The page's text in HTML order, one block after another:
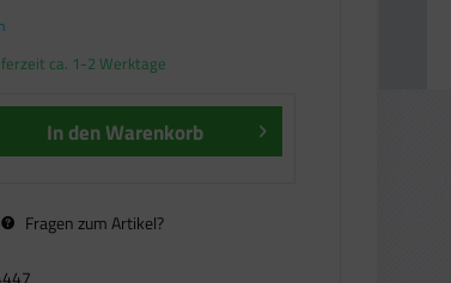
ca. 1-2 Werktage
In denWarenkorb
Fragen zum Artikel?